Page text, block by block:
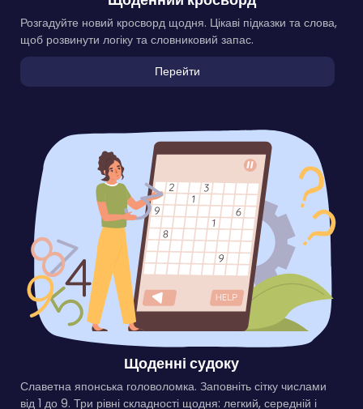
Розгадуйте новий кросворд щодня. Цікаві підказки та слова,
щоб розвинути логіку та словниковий запас.
Перейти
Щоденні судоку
Славетна японська головоломка. Заповніть сітку числами
від 1 до 9. Три рівні складності щодня: легкий, середній і